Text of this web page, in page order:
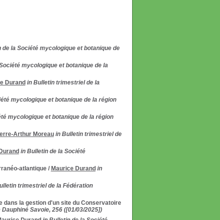
de la Société mycologique et botanique de
mycologique et botanique de la
Durand in Bulletin trimestriel de la
mycologique et botanique de la région
mycologique et botanique de la région
Arthur Moreau in Bulletin trimestriel de
in Bulletin de la Société
atlantique/ Maurice Durand in
trimestriel de la Fédération
dans la gestion d'un site du Conservatoire
Savoie, 256 ([01/03/2025])